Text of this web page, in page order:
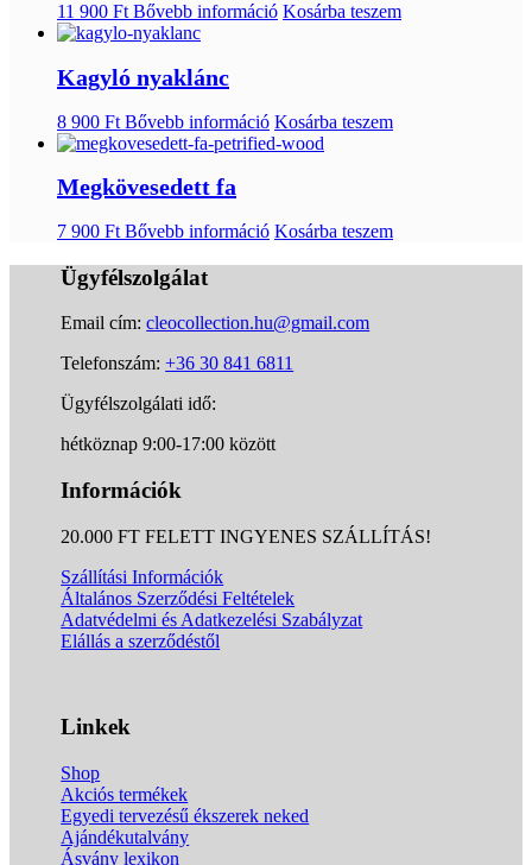
11 900 Ft Bővebb információ Kosárba teszem
Kagyló nyaklánc
8 900 Ft Bővebb információ Kosárba teszem
Megkövesedett fa
7 900 Ft Bővebb információ Kosárba teszem
Ügyfélszolgálat
Email cím:cleocollection.hu@gmail.com
Telefonszám:+36 30 841 6811
Ügyfélszolgálati idő:
hétköznap 9:00-17:00 között
Információk
20.000 FT FELETT INGYENES SZÁLLÍTÁS!
Szállítási Információk
Általános Szerződési Feltételek
Adatvédelmi és Adatkezelési Szabályzat
Elállás a szerződéstől
Linkek
Shop
Akciós termékek
Egyedi tervezésű ékszerek neked
Ajándékutalvány
Ásvány lexikon